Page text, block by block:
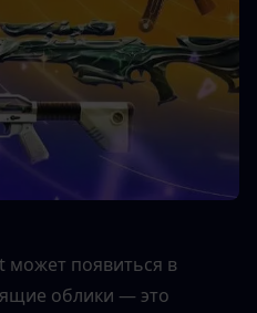
может появиться в
облики — это